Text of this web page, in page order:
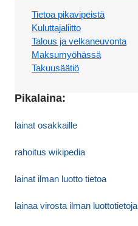
Tietoa pikavipeistä
Kuluttajaliitto
Talous ja velkaneuvonta
Maksumyöhässä
Takuusäätiö
Pikalaina:
lainat osakkaille
rahoitus wikipedia
lainat ilman luotto tietoa
lainaa virosta ilman luottotietoja